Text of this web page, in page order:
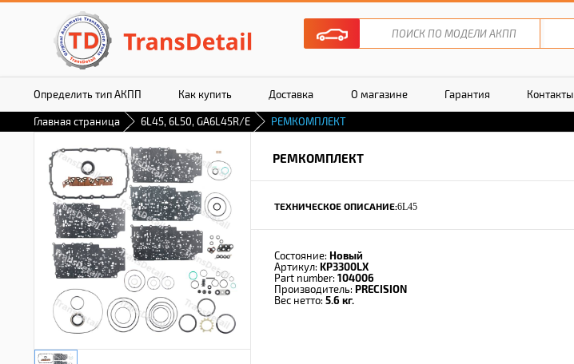
Определить тип АКПП Как купить Доставка О магазине Гарантия Контакты
Главная страница 6L45, 6L50, GA6L45R/E РЕМКОМПЛЕКТ
РЕМКОМПЛЕКТ
ТЕХНИЧЕСКОЕ ОПИСАНИЕ:6L45
Состояние: Новый
Артикул: KP3300LX
Part number: 104006
Производитель: PRECISION
Вес нетто: 5.6 кг.